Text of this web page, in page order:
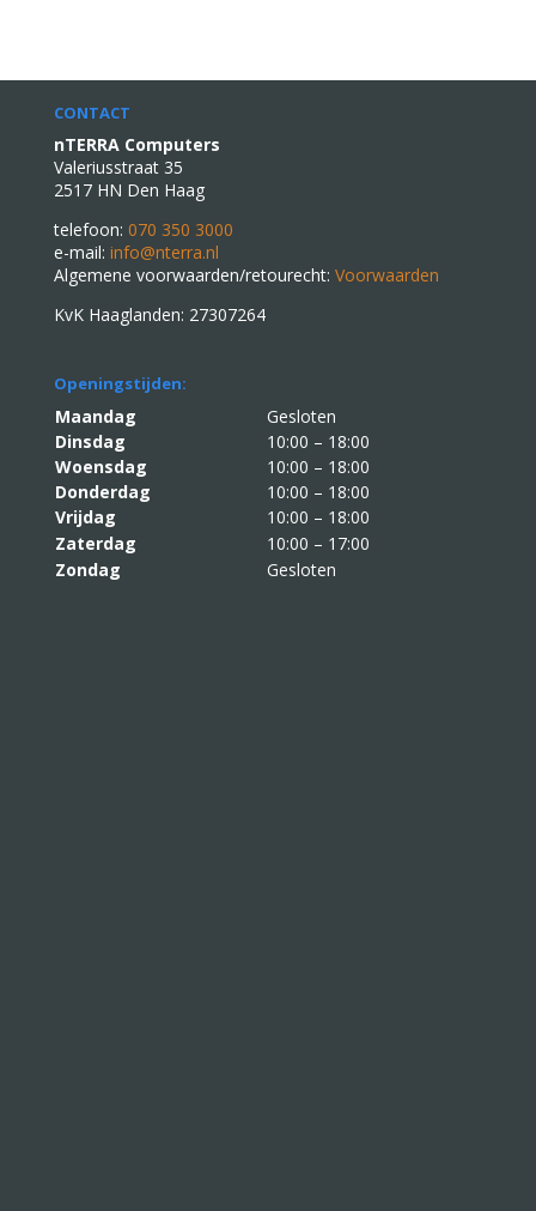
CONTACT
nTERRA Computers
Valeriusstraat 35
2517 HN Den Haag
telefoon: 070 350 3000
e-mail: info@nterra.nl
Algemene voorwaarden/retourecht: Voorwaarden
KvK Haaglanden: 27307264
Openingstijden:
Maandag
Gesloten
Dinsdag
10:00 – 18:00
Woensdag
10:00 – 18:00
Donderdag
10:00 – 18:00
Vrijdag
10:00 – 18:00
Zaterdag
10:00 – 17:00
Zondag
Gesloten